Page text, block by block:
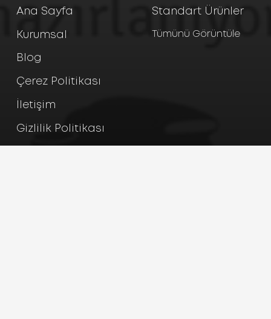
Ana Sayfa
Kurumsal
Blog
Çerez Politikası
İletişim
Gizlilik Politikası
Standart Ürünler
Tümünü Görüntüle